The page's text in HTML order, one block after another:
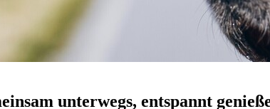
unterwegs, entspannt